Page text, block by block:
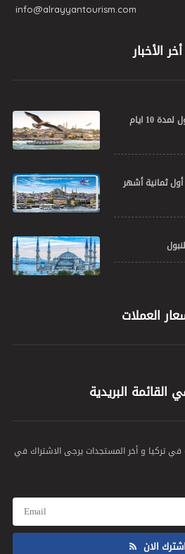
info@alrayyantourism.com
أخر الأخبار
أقوى برنامج سياحي في اسطنبول لمدة 10 ايام
ثمانية أشهر
العملات
القائمة البريدية
في تركيا و أخر المستجدات يرجى الاشتراك في
اشترك الان